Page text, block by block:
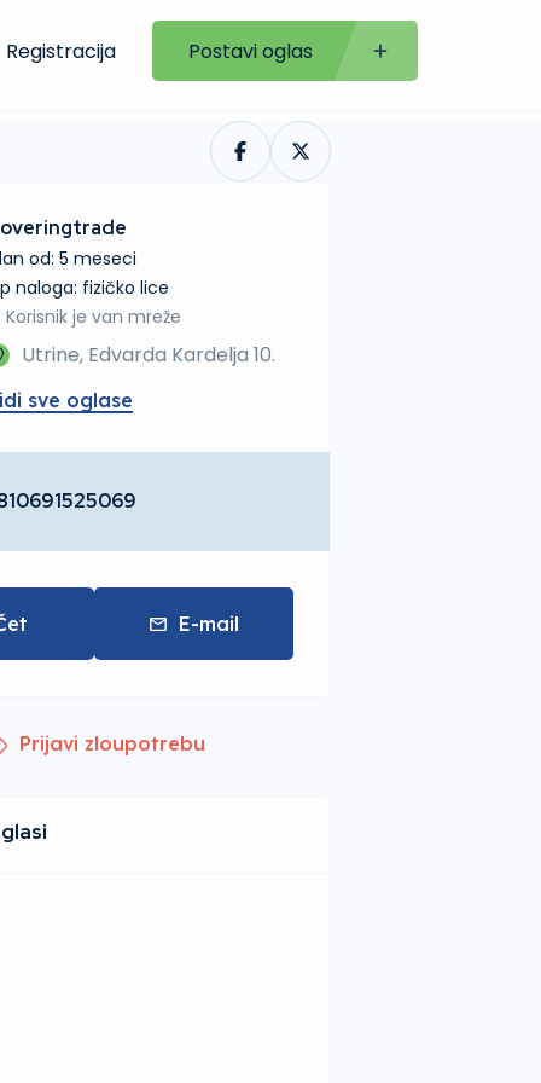
Registracija Postavi oglas
od: 5 meseci
naloga: fizičko lice
Korisnik je van mreže
Utrine, Edvarda Kardelja 10.
sve oglase
E-mail
Prijavi zloupotrebu